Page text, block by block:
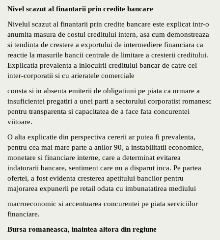
Nivel scazut al finantarii prin credite bancare
Nivelul scazut al finantarii prin credite bancare este explicat intr-o
anumita masura de costul creditului intern, asa cum demonstreaza
si tendinta de crestere a exportului de intermediere financiara ca
reactie la masurile bancii centrale de limitare a cresterii creditului.
Explicatia prevalenta a inlocuirii creditului bancar de catre cel
inter-corporatii si cu arieratele comerciale
consta si in absenta emiterii de obligatiuni pe piata ca urmare a
insuficientei pregatiri a unei parti a sectorului corporatist romanesc
pentru transparenta si capacitatea de a face fata concurentei
viitoare.
O alta explicatie din perspectiva cererii ar putea fi prevalenta,
pentru cea mai mare parte a anilor 90, a instabilitatii economice,
monetare si financiare interne, care a determinat evitarea
indatorarii bancare, sentiment care nu a disparut inca. Pe partea
ofertei, a fost evidenta cresterea apetitului bancilor pentru
majorarea expunerii pe retail odata cu imbunatatirea mediului
macroeconomic si accentuarea concurentei pe piata serviciilor
financiare.
Bursa romaneasca, inaintea altora din regiune